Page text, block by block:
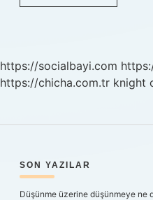
Verirken
https://socialbayi.com
https://chicha.com.tr knight
SIDEBAR
SON YAZILAR
Düşünme üzerine düşünmeye ne